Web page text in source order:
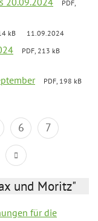
PDF,
kB 11.09.2024
PDF, 213 kB
PDF, 198 kB
6
7
und Moritz"
für die